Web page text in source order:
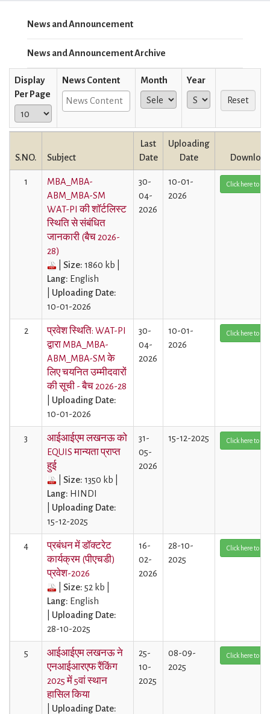
News and Announcement
News and Announcement Archive
Display
Per Page
News Content Month Year
S.NO. Subject
Last
Date
Uploading
Date
1
MBA_MBA-
ABM_MBA-SM
WAT-PI की शॉर्टलिस्ट
स्थिति से संबंधित
जानकारी (बैच 2026-
28)
Size: 1860 kb |
Lang: English
Uploading Date:
10-01-2026
30-
04-
2026
10-01-
2026
Click here to
2
प्रवेश स्थिति: WAT-PI
द्वारा MBA_MBA-
ABM_MBA-SM के
लिए चयनित उम्मीदवारों
की सूची - बैच 2026-28
Uploading Date:
10-01-2026
30-
04-
2026
10-01-
2026
Click here to
3
आईआईएम लखनऊ को
EQUIS मान्यता प्राप्त
हुई
Size: 1350 kb |
Lang: HINDI
Uploading Date:
15-12-2025
31-
05-
2026
15-12-2025 Click here to
4
प्रबंधन में डॉक्टरेट
कार्यक्रम (पीएचडी)
प्रवेश-2026
Size: 52 kb |
Lang: English
Uploading Date:
28-10-2025
16-
02-
2026
28-10-
2025
Click here to
5
आईआईएम लखनऊ ने
एनआईआरएफ रैंकिंग
2025 में 5वां स्थान
हासिल किया
Uploading Date:
25-
10-
2025
08-09-
2025
Click here to